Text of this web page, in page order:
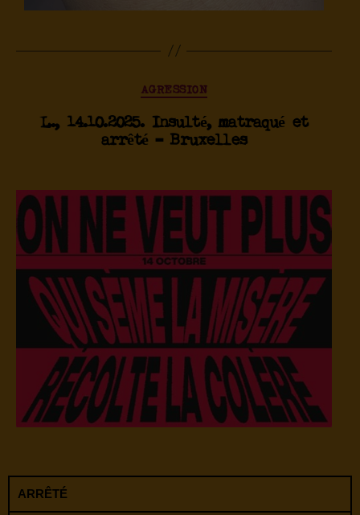
AGRESSION
L., 14.10.2025. Insulté, matraqué et
arrêté – Bruxelles
ARRÊTÉ